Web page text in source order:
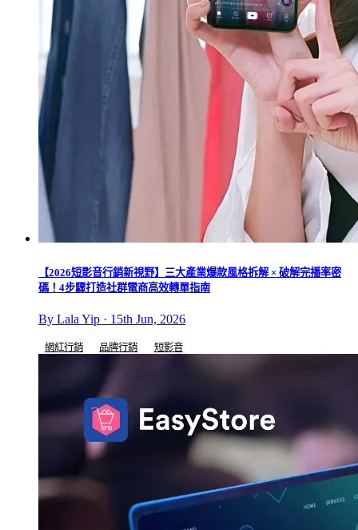
【2026短影音行銷新視野】三大產業爆款風格拆解 × 破解完播率密
碼！4步驟打造社群電商高效轉單指南
By Lala Yip · 15th Jun, 2026
網紅行銷 品牌行銷 短影音